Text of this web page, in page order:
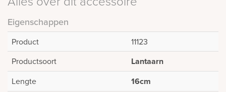
Eigenschappen
Product
11123
Productsoort
Lantaarn
Lengte 16cm